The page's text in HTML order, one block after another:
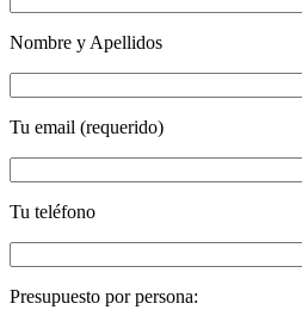
Nombre y Apellidos
Tu email (requerido)
Tu teléfono
Presupuesto por persona: